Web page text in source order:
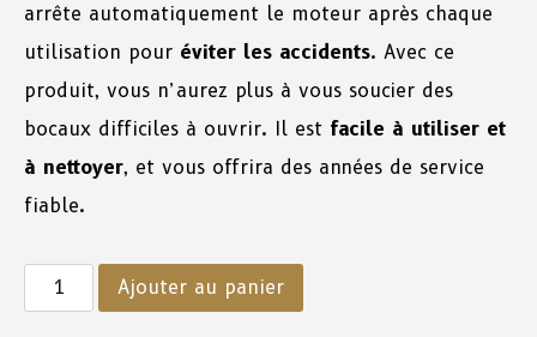
arrête automatiquement le moteur après chaque
utilisation pour éviter les accidents. Avec ce
produit, vous n’aurez plus à vous soucier des
bocaux difficiles à ouvrir. Il est facile à utiliser et
à nettoyer, et vous offrira des années de service
fiable.
Ajouter au panier